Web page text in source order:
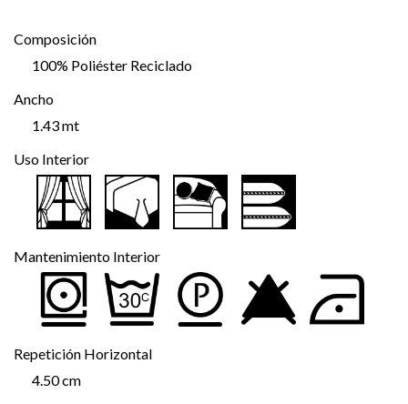
Composición
100% Poliéster Reciclado
Ancho
1.43 mt
Uso Interior
Mantenimiento Interior
Repetición Horizontal
4.50 cm